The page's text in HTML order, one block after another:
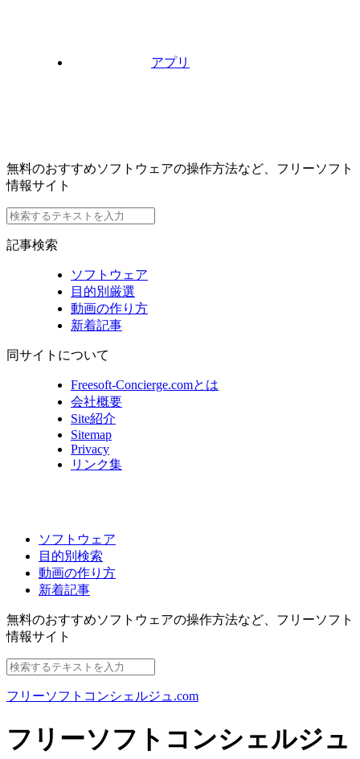
アプリ
無料のおすすめソフトウェアの操作方法など、フリーソフト
情報サイト
記事検索
ソフトウェア
目的別厳選
動画の作り方
新着記事
同サイトについて
Freesoft-Concierge.comとは
会社概要
Site紹介
Sitemap
Privacy
リンク集
ソフトウェア
目的別検索
動画の作り方
新着記事
無料のおすすめソフトウェアの操作方法など、 フリーソフト
情報サイト
フリーソフトコンシェルジュ.com
フリーソフトコンシェルジュ